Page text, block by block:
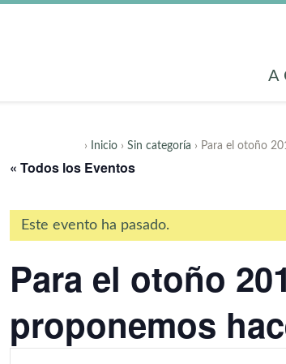
› Inicio › Sin categoría › Para el otoño
« Todos los Eventos
Este evento ha pasado.
Para el otoño
proponemos